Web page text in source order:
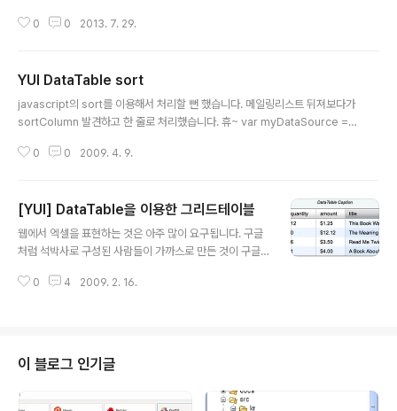
51 function getXMLHttpRequest() { var xmlreq = false; if (window.
w.ActiveXObject) { // Create XMLHttpRequest via MS ActiveX try
{ // Try ..
0 0 2013. 7. 29.
YUI DataTable sort
javascript의 sort를 이용해서 처리할 뻔 했습니다. 메일링리스트 뒤져보다가
sortColumn 발견하고 한 줄로 처리했습니다. 휴~ var myDataSource = n
responseType = YAHOO.util.DataSource.TYPE_JSARRAY; myDat
Source.liveData.sort(sortby); ... var myColumnDe..
0 0 2009. 4. 9.
[YUI] DataTable을 이용한 그리드테이블
웹에서 엑셀을 표현하는 것은 아주 많이 요구됩니다. 구글
처럼 석박사로 구성된 사람들이 가까스로 만든 것이 구글
정도로 업그레이드되고 있습니다. 처음 나왔을 때는 볼품
asic.html 페이지를 보면 다음과 같이 깔끔한 테이블이 보
입니다. 가장 기본적인 테이블이죠. 헤더를 클릭하면 다음
과 같이 정렬도 가능합니다. 페이지 우측에 보면 추가적으
0 4 2009. 2. 16.
이 블로그 인기글